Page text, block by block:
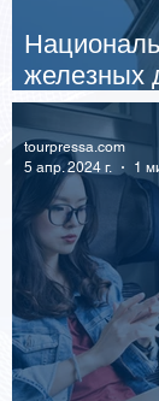
железных
сообщила
tourpressa.com
5 апр. 2024 г.
1